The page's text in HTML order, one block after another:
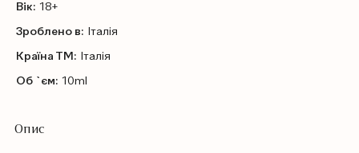
Вік: 18+
Зроблено в: Італія
Країна ТМ: Італія
Об `єм: 10ml
Опис